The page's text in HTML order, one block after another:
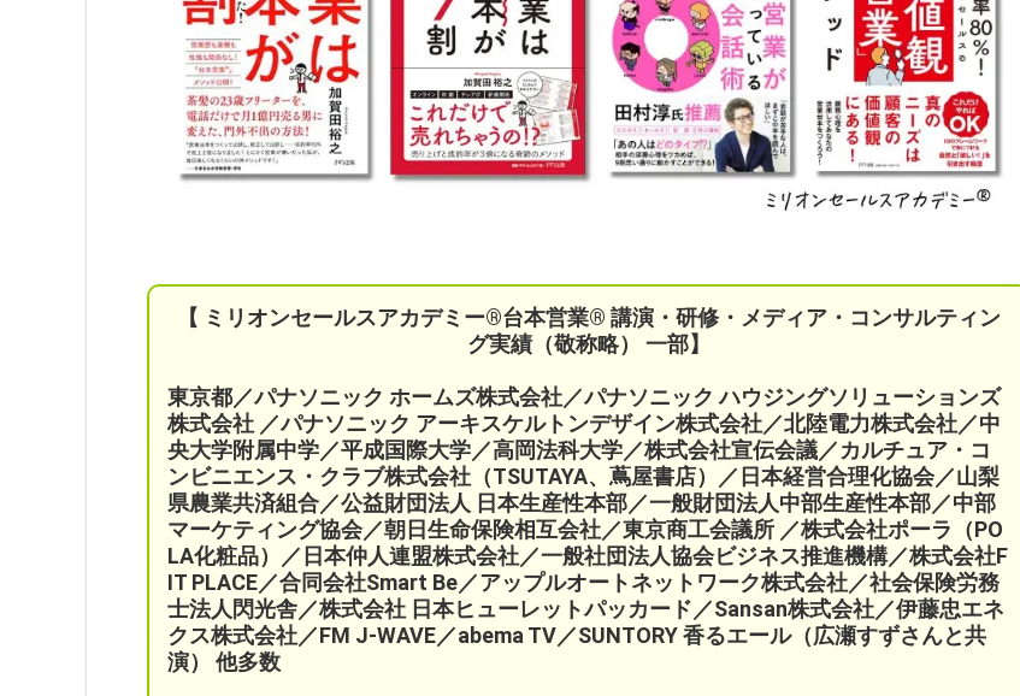
【 ミリオンセールスアカデミー®︎台本営業®︎ 講演・研修・メディア・コンサルティン
グ実績（敬称略） 一部】
東京都／パナソニック ホームズ株式会社／パナソニック ハウジングソリューションズ
株式会社 ／パナソニック アーキスケルトンデザイン株式会社／北陸電力株式会社／中
央大学附属中学／平成国際大学／高岡法科大学／株式会社宣伝会議／カルチュア・コ
ンビニエンス・クラブ株式会社（TSUTAYA、蔦屋書店）／ 日本経営合理化協会／山梨
県農業共済組合／公益財団法人 日本生産性本部／一般財団法人中部生産性本部／中部
マーケティング協会／朝日生命保険相互会社／東京商工会議所 ／株式会社ポーラ（PO
LA化粧品）
／日本仲人連盟株式会社／一般社団法人協会ビジネス推進機構／株式会社F
IT PLACE／合同会社Smart Be／アップルオートネットワーク株式会社／社会保険労務
士法人閃光舎／株式会社 日本ヒューレットパッカード／Sansan株式会社／伊藤忠エネ
クス株式会社／FM J-WAVE／abema TV／SUNTORY 香るエール（広瀬すずさんと共
演） 他多数